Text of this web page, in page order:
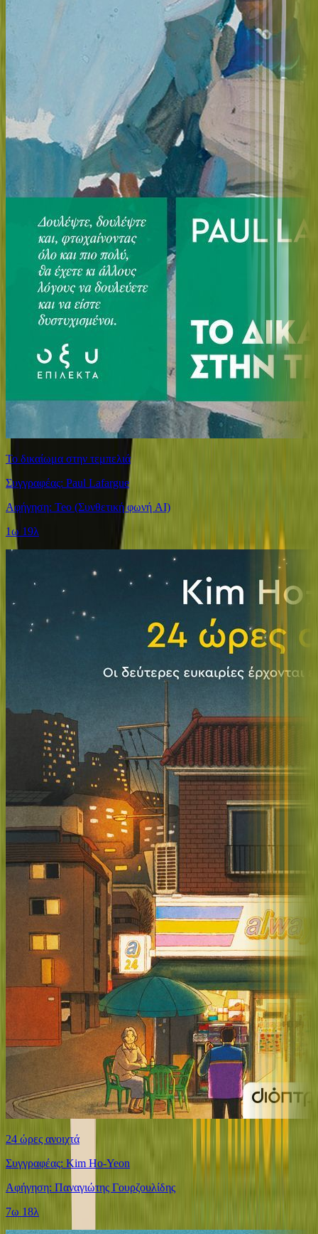
Το δικαίωμα στην τεμπελιά
Συγγραφέας: Paul Lafargue
Αφήγηση: Teo (Συνθετική φωνή AI)
1ω 19λ
24 ώρες ανοιχτά
Συγγραφέας: Kim Ho-Yeon
Αφήγηση: Παναγιώτης Γουρζουλίδης
7ω 18λ